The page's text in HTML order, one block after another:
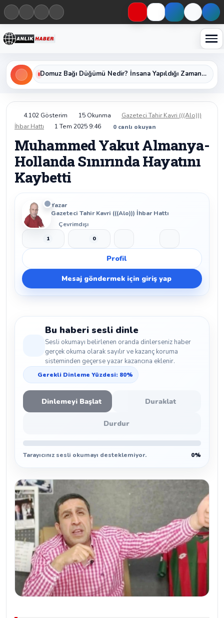
Haberleri keşfet
Domuz Bağı Düğümü Nedir? İnsana Yapıldığı Zaman Yavaş Yavaş Öldüren Ölümcül Düğümün Kan Donduran Gerçekleri
4.102 Gösterim 15 Okunma
Gazeteci Tahir Kavri (((Alo)))
İhbar Hattı
1 Tem 2025 9:46 0 canlı okuyan
Muhammed Yakut Almanya-
Hollanda Sınırında Hayatını
Kaybetti
Yazar
Gazeteci Tahir Kavri (((Alo))) İhbar Hattı
Çevrimdışı
Beğen
1 Beğenmeme
0
Profil
Mesaj göndermek için giriş yap
Bu haberi sesli dinle
Sesli okumayı belirlenen oranda dinlerseniz haber
gerçek okuma olarak sayılır ve kazanç koruma
sisteminden geçerse yazar kazancına eklenir.
Gerekli Dinleme Yüzdesi: 80%
Dinlemeyi Başlat Duraklat
Durdur
Tarayıcınız sesli okumayı desteklemiyor. 0%